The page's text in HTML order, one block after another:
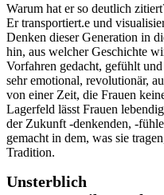
Warum hat er so deutlich
Er transportiert.e und
Denken dieser Generation in
hin, aus welcher Geschichte
Vorfahren gedacht, gefühlt
sehr emotional, revolutionär,
von einer Zeit, die Frauen
Lagerfeld lässt Frauen
der Zukunft -denkenden, -
gemacht in dem, was sie
Tradition.
Unsterblich